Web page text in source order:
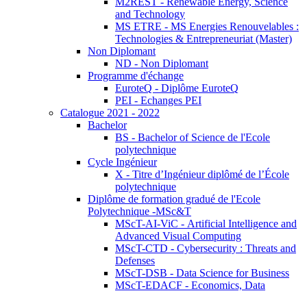
and Technology
MS ETRE - MS Energies Renouvelables :
Technologies & Entrepreneuriat (Master)
Non Diplomant
ND - Non Diplomant
Programme d'échange
EuroteQ - Diplôme EuroteQ
PEI - Echanges PEI
Catalogue 2021 - 2022
Bachelor
BS - Bachelor of Science de l'Ecole
polytechnique
Cycle Ingénieur
X - Titre d’Ingénieur diplômé de l’École
polytechnique
Diplôme de formation gradué de l'Ecole
Polytechnique -MSc&T
MScT-AI-ViC - Artificial Intelligence and
Advanced Visual Computing
MScT-CTD - Cybersecurity : Threats and
Defenses
MScT-DSB - Data Science for Business
MScT-EDACF - Economics, Data